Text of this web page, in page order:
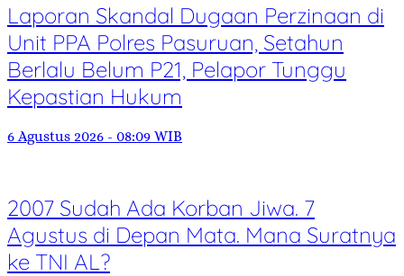
Laporan Skandal Dugaan Perzinaan di
Unit PPA Polres Pasuruan, Setahun
Berlalu Belum P21, Pelapor Tunggu
Kepastian Hukum
6 Agustus 2026 - 08:09 WIB
2007 Sudah Ada Korban Jiwa. 7
Agustus di Depan Mata. Mana Suratnya
ke TNI AL?